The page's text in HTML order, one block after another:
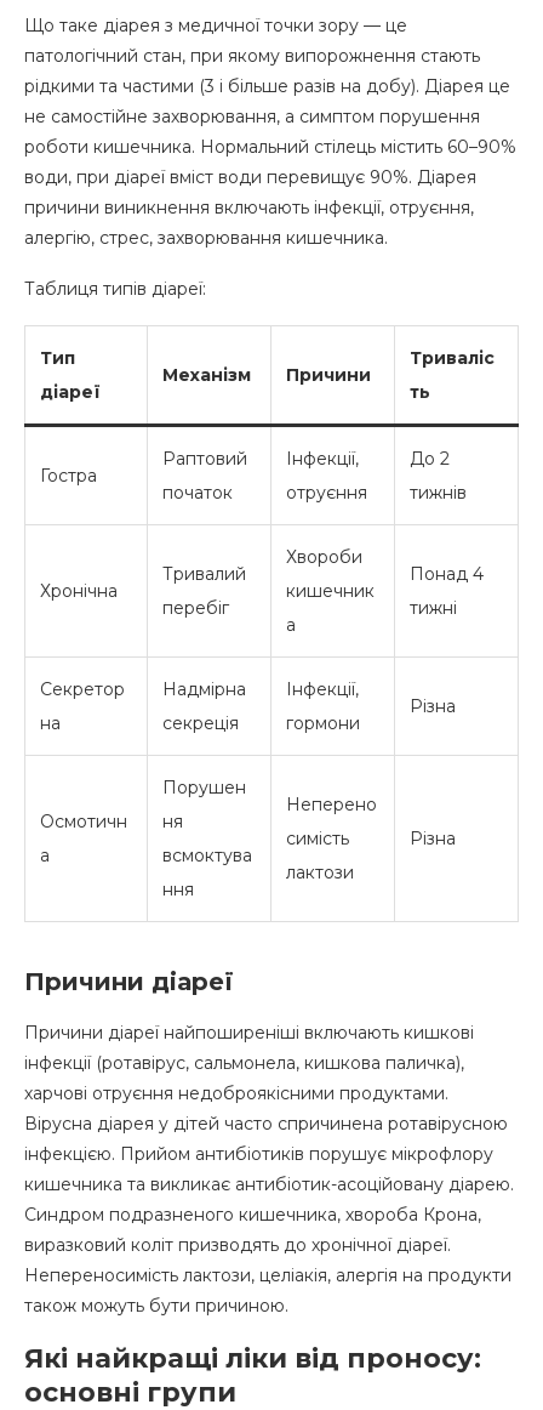
Лікування діареї після антибіотиків
Ліки при отруєнні
Що пити при отруєнні
Препарати від отруєння
Хронічна діарея лікування
Що таке діарея з медичної точки зору — це
патологічний стан, при якому випорожнення стають
рідкими та частими (3 і більше разів на добу). Діарея це
не самостійне захворювання, а симптом порушення
роботи кишечника. Нормальний стілець містить 60–90%
води, при діареї вміст води перевищує 90%. Діарея
причини виникнення включають інфекції, отруєння,
алергію, стрес, захворювання кишечника.
Таблиця типів діареї:
Тип
діареї
Механізм Причини
Триваліс
ть
Гостра
Раптовий
початок
Інфекції,
отруєння
До 2
тижнів
Хронічна
Тривалий
перебіг
Хвороби
кишечник
а
Понад 4
тижні
Секретор
на
Надмірна
секреція
Інфекції,
гормони
Різна
Осмотичн
а
Порушен
ня
всмоктува
ння
Неперено
симість
лактози
Різна
Причини діареї
Причини діареї найпоширеніші включають кишкові
інфекції (ротавірус, сальмонела, кишкова паличка),
харчові отруєння недоброякісними продуктами.
Вірусна діарея у дітей часто спричинена ротавірусною
інфекцією. Прийом антибіотиків порушує мікрофлору
кишечника та викликає антибіотик-асоційовану діарею.
Синдром подразненого кишечника, хвороба Крона,
виразковий коліт призводять до хронічної діареї.
Непереносимість лактози, целіакія, алергія на продукти
також можуть бути причиною.
Які найкращі ліки від проносу:
основні групи